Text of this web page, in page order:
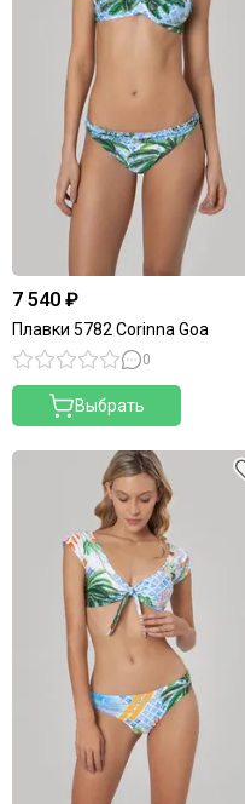
7 540 ₽
Плавки 5782 Corinna Goa
0
Выбрать